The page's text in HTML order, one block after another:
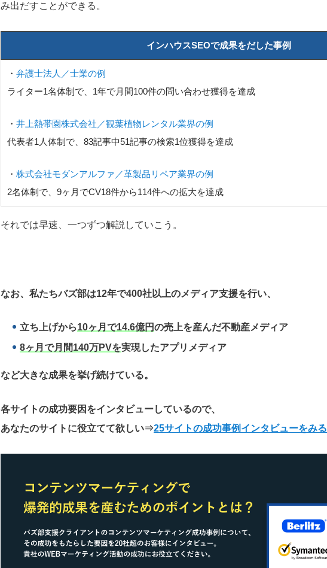
み出だすことができる。
インハウスSEOで成果をだした事例
・ 弁護士法人／士業の例
ライター1名体制で、1年で月間100件の問い合わせ獲得を達成
・ 井上熱帯園株式会社／観葉植物レンタル業界の例
代表者1人体制で、83記事中51記事の検索1位獲得を達成
・ 株式会社モダンアルファ／革製品リペア業界の例
2名体制で、9ヶ月でCV18件から114件への拡大を達成
それでは早速、一つずつ解説していこう。
なお、私たちバズ部は12年で400社以上のメディア支援を行い、
立ち上げから10ヶ月で14.6億円の売上を産んだ不動産メディア
8ヶ月で月間140万PVを実現したアプリメディア
など大きな成果を挙げ続けている。
各サイトの成功要因をインタビューしているので、
あなたのサイトに役立てて欲しい⇒25サイトの成功事例インタビューをみる